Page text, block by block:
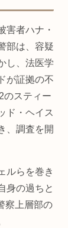
害者ハナ・
部は、容疑
し、法医学
が証拠の不
のスティー
ド・ヘイス
、調査を開
ルらを巻き
身の過ちと
察上層部の